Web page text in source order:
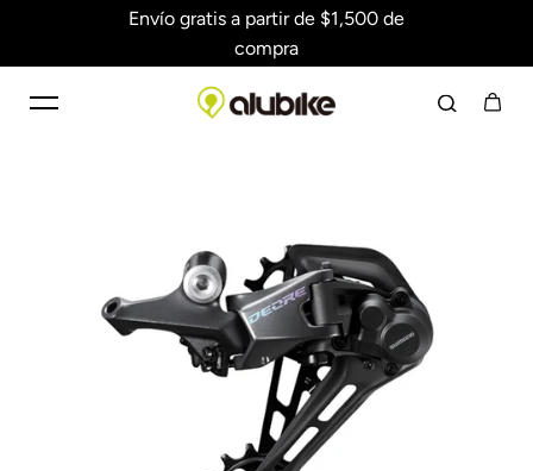
Saltar al contenidoEnvío gratis a partir de $1,500 de
compra